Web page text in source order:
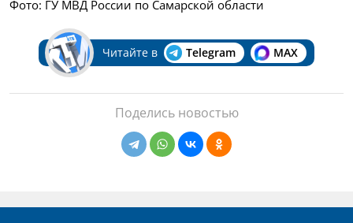
Фото: ГУ МВД России по Самарской области
Читайте в Telegram MAX
Поделись новостью